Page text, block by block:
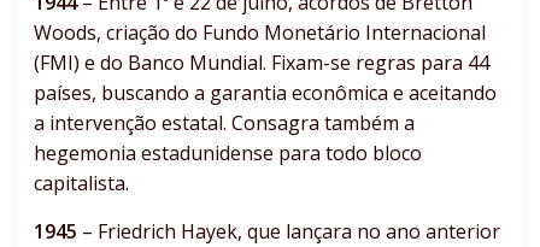
Woods, criação do Fundo Monetário Internacional
(FMI) e do Banco Mundial. Fixam-se regras para 44
países, buscando a garantia econômica e aceitando
a intervenção estatal. Consagra também a
hegemonia estadunidense para todo bloco
capitalista.
1945 – Friedrich Hayek, que lançara no ano anterior